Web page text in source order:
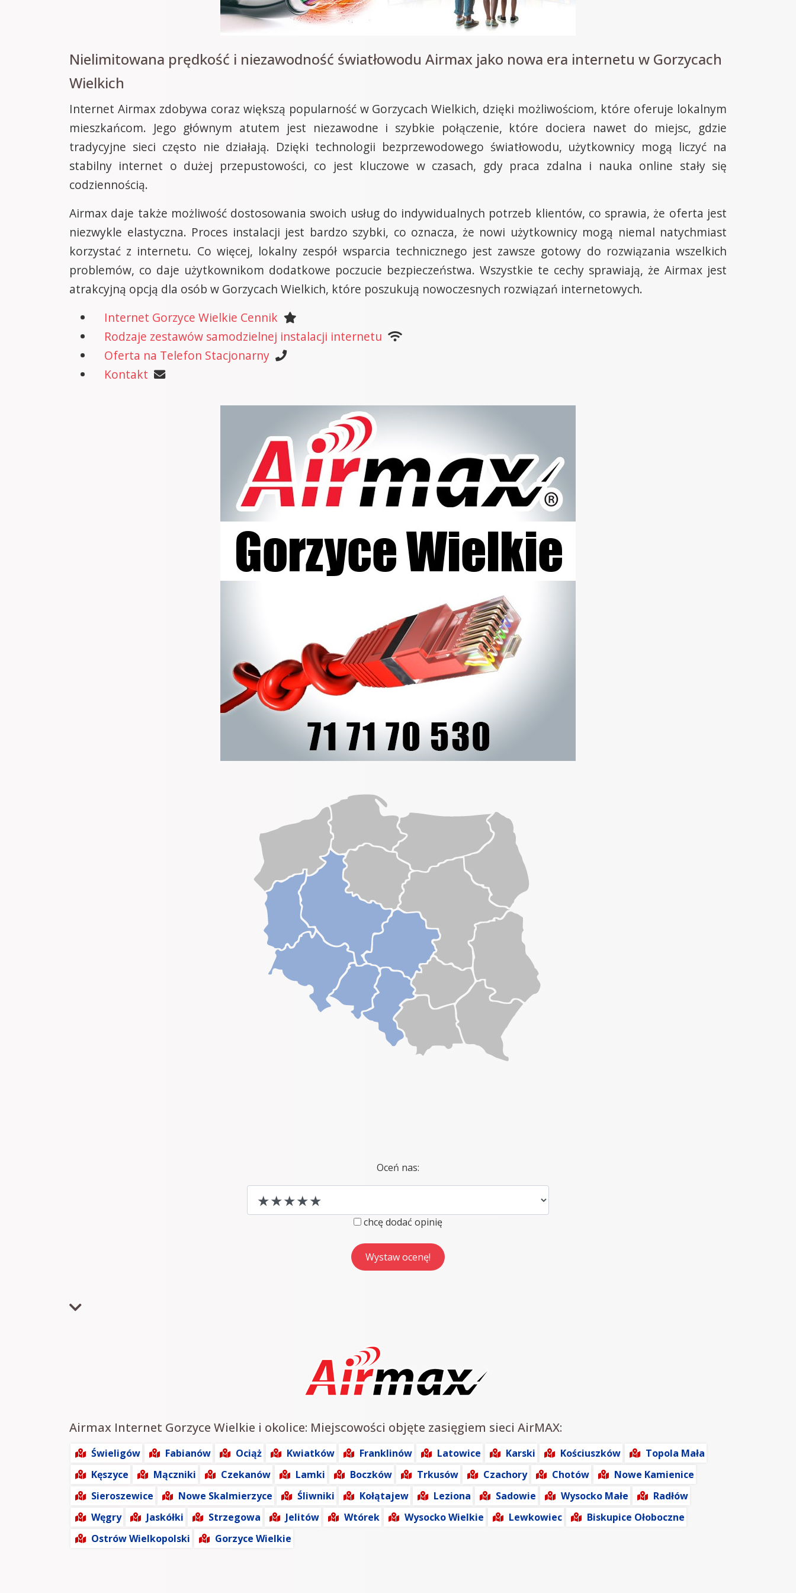
Nielimitowana prędkość i niezawodność światłowodu Airmax jako nowa era internetu w Gorzycach
Wielkich
Internet Airmax zdobywa coraz większą popularność w Gorzycach Wielkich, dzięki możliwościom, które oferuje lokalnym
mieszkańcom. Jego głównym atutem jest niezawodne i szybkie połączenie, które dociera nawet do miejsc, gdzie
tradycyjne sieci często nie działają. Dzięki technologii bezprzewodowego światłowodu, użytkownicy mogą liczyć na
stabilny internet o dużej przepustowości, co jest kluczowe w czasach, gdy praca zdalna i nauka online stały się
codziennością.
Airmax daje także możliwość dostosowania swoich usług do indywidualnych potrzeb klientów, co sprawia, że oferta jest
niezwykle elastyczna. Proces instalacji jest bardzo szybki, co oznacza, że nowi użytkownicy mogą niemal natychmiast
korzystać z internetu. Co więcej, lokalny zespół wsparcia technicznego jest zawsze gotowy do rozwiązania wszelkich
problemów, co daje użytkownikom dodatkowe poczucie bezpieczeństwa. Wszystkie te cechy sprawiają, że Airmax jest
atrakcyjną opcją dla osób w Gorzycach Wielkich, które poszukują nowoczesnych rozwiązań internetowych.
Internet Gorzyce Wielkie Cennik
Rodzaje zestawów samodzielnej instalacji internetu
Oferta na Telefon Stacjonarny
Kontakt
Oceń nas:
chcę dodać opinię
Airmax Internet Gorzyce Wielkie i okolice: Miejscowości objęte zasięgiem sieci AirMAX:
Świeligów Fabianów Ociąż Kwiatków Franklinów Latowice Karski Kościuszków
Topola Mała
Kęszyce
Mączniki Czekanów Lamki Boczków Trkusów Czachory Chotów
Nowe Kamienice
Sieroszewice
Nowe Skalmierzyce Śliwniki Kołątajew Leziona Sadowie Wysocko Małe
Radłów
Węgry
Jaskółki Strzegowa Jelitów Wtórek Wysocko Wielkie Lewkowiec
Biskupice Ołoboczne
Ostrów Wielkopolski
Gorzyce Wielkie